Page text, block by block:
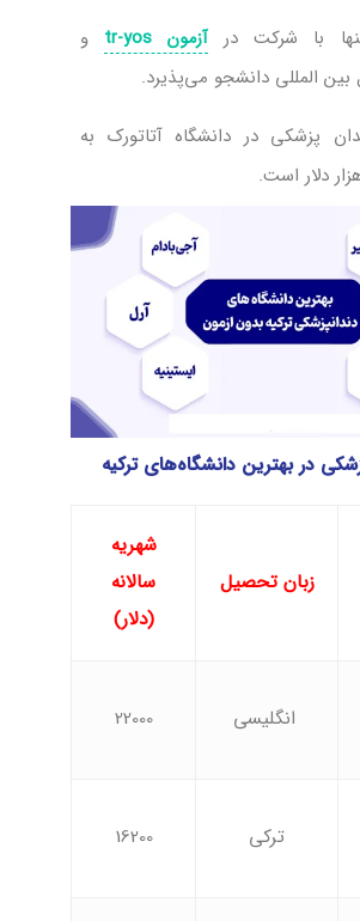
با شرکت درآزمون tr-yos
و
المللی دانشجو می‌پذیرد.
پزشکی در دانشگاه آتاتورک به
در بهترین دانشگاه‌های ترکیه
زبان تحصیل
شهریه
سالانه
(دلار)
انگلیسی 22000
ترکی 16200